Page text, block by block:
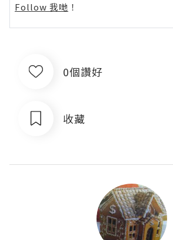
Follow 我哋 ！
0個讚好
收藏